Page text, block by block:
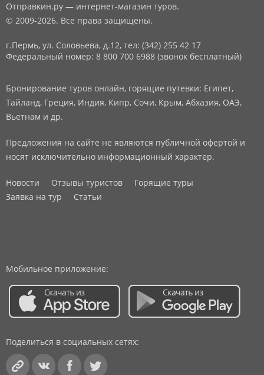
Отправкин.ру — интернет-магазин туров.
© 2009-2026. Все права защищены.
г.Пермь, ул. Соловьева, д.12, тел: (342) 255 42 17
Федеральный номер: 8 800 700 6988 (звонок бесплатный)
Бронирование туров онлайн, горящие путевки: Египет,
Тайланд, Греция, Индия, Кипр, Сочи, Крым, Абхазия, ОАЭ,
Вьетнам и др.
Предложения на сайте не являются публичной офертой и
носят исключительно информационный характер.
Новости Отзывы туристов
Горящие туры
Заявка на тур
Статьи
Мобильное приложение:
Поделиться в социальных сетях: